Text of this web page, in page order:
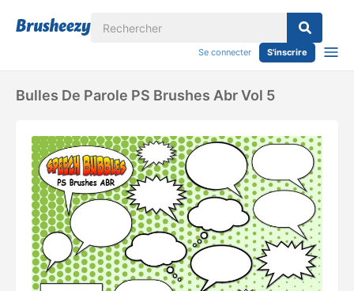
Se connecter S'inscrire
Bulles De Parole PS Brushes Abr Vol 5